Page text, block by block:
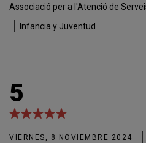
Associació per a l'Atenció de
Infancia y Juventud
5
VIERNES, 8 NOVIEMBRE 2024